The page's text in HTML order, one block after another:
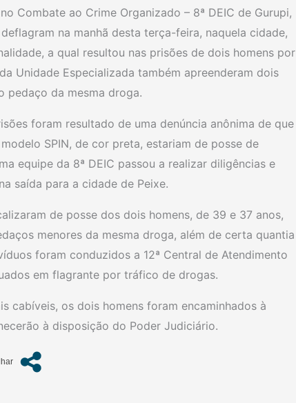
Combate ao Crime Organizado – 8ª DEIC de Gurupi,
na manhã desta terça-feira, naquela cidade,
a qual resultou nas prisões de dois homens por
Unidade Especializada também apreenderam dois
pedaço da mesma droga.
foram resultado de uma denúncia anônima de que
SPIN, de cor preta, estariam de posse de
equipe da 8ª DEIC passou a realizar diligências e
saída para a cidade de Peixe.
de posse dos dois homens, de 39 e 37 anos,
menores da mesma droga, além de certa quantia
foram conduzidos a 12ª Central de Atendimento
em flagrante por tráfico de drogas.
cabíveis, os dois homens foram encaminhados à
à disposição do Poder Judiciário.